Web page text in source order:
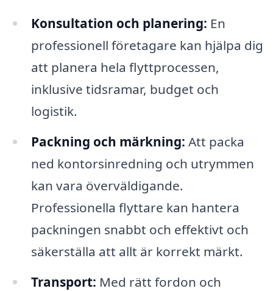
Konsultation och planering: En
professionell företagare kan hjälpa dig
att planera hela flyttprocessen,
inklusive tidsramar, budget och
logistik.
Packning och märkning: Att packa
ned kontorsinredning och utrymmen
kan vara överväldigande.
Professionella flyttare kan hantera
packningen snabbt och effektivt och
säkerställa att allt är korrekt märkt.
Transport: Med rätt fordon och